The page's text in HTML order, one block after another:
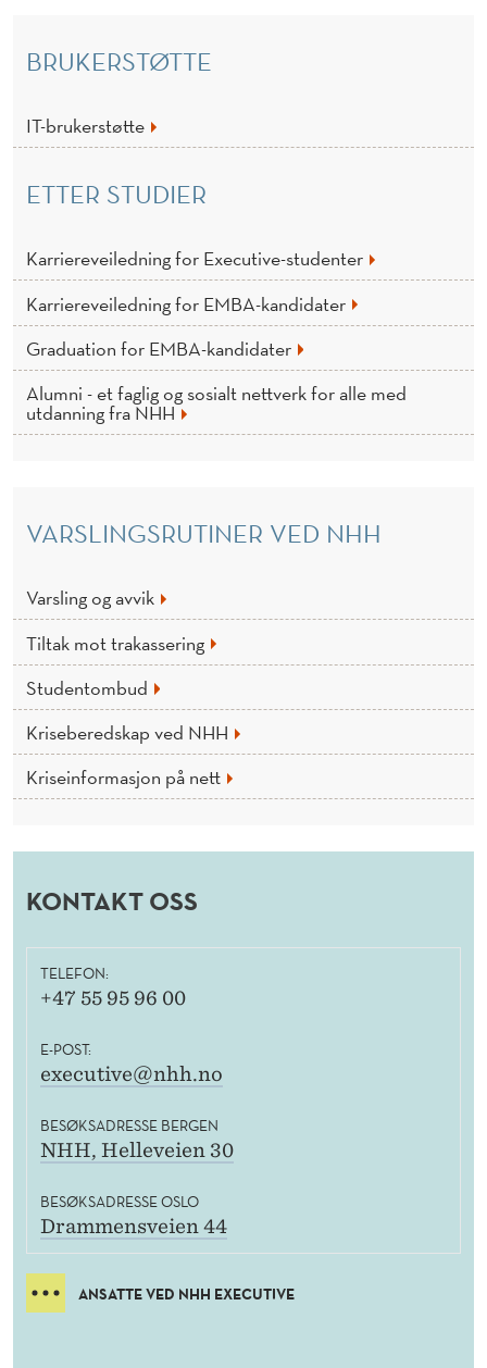
BRUKERSTØTTE
IT-brukerstøtte
ETTER STUDIER
Karriereveiledning for Executive-studenter
Karriereveiledning for EMBA-kandidater
Graduation for EMBA-kandidater
Alumni - et faglig og sosialt nettverk for alle med
utdanning fra NHH
VARSLINGSRUTINER VED NHH
Varsling og avvik
Tiltak mot trakassering
Studentombud
Kriseberedskap ved NHH
Kriseinformasjon på nett
KONTAKT OSS
TELEFON:
+47 55 95 96 00
E-POST:
executive@nhh.no
BESØKSADRESSE BERGEN
NHH, Helleveien 30
BESØKSADRESSE OSLO
Drammensveien 44
ANSATTE VED NHH EXECUTIVE